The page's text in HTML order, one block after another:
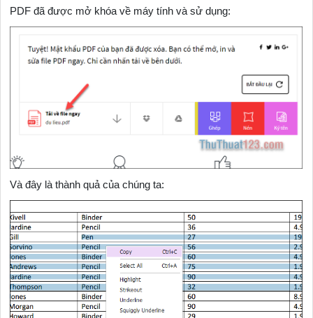
PDF đã được mở khóa về máy tính và sử dụng:
Và đây là thành quả của chúng ta: